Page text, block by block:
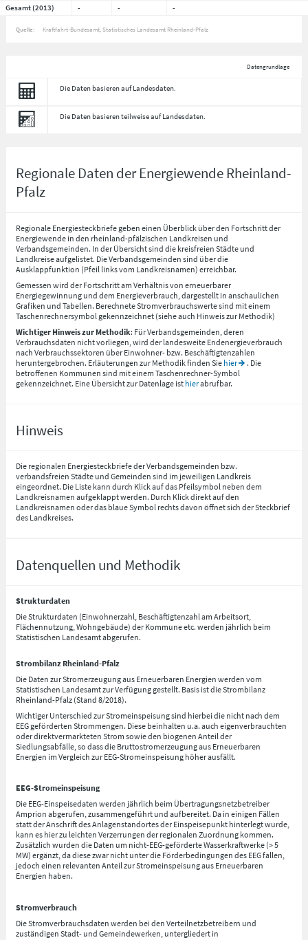
Gesamt (2013)
- - -
Quelle: Kraftfahrt-Bundesamt, Statistisches Landesamt Rheinland-Pfalz
Datengrundlage
Die Daten basieren auf Landesdaten.
Die Daten basieren teilweise auf Landesdaten.
Regionale Daten der Energiewende Rheinland-
Pfalz
Regionale Energiesteckbriefe geben einen Überblick über den Fortschritt der
Energiewende in den rheinland-pfälzischen Landkreisen und
Verbandsgemeinden. In der Übersicht sind die kreisfreien Städte und
Landkreise aufgelistet. Die Verbandsgemeinden sind über die
Ausklappfunktion (Pfeil links vom Landkreisnamen) erreichbar.
Gemessen wird der Fortschritt am Verhältnis von erneuerbarer
Energiegewinnung und dem Energieverbrauch, dargestellt in anschaulichen
Grafiken und Tabellen. Berechnete Stromverbrauchswerte sind mit einem
Taschenrechnersymbol gekennzeichnet (siehe auch Hinweis zur Methodik)
Wichtiger Hinweis zur Methodik: Für Verbandsgemeinden, deren
Verbrauchsdaten nicht vorliegen, wird der landesweite Endenergieverbrauch
nach Verbrauchssektoren über Einwohner- bzw. Beschäftigtenzahlen
heruntergebrochen. Erläuterungen zur Methodik finden Sie hier
. Die
betroffenen Kommunen sind mit einem Taschenrechner-Symbol
gekennzeichnet. Eine Übersicht zur Datenlage ist hierabrufbar.
Hinweis
Die regionalen Energiesteckbriefe der Verbandsgemeinden bzw.
verbandsfreien Städte und Gemeinden sind im jeweiligen Landkreis
eingeordnet. Die Liste kann durch Klick auf das Pfeilsymbol neben dem
Landkreisnamen aufgeklappt werden. Durch Klick direkt auf den
Landkreisnamen oder das blaue Symbol rechts davon öffnet sich der Steckbrief
des Landkreises.
Datenquellen und Methodik
Strukturdaten
Die Strukturdaten (Einwohnerzahl, Beschäftigtenzahl am Arbeitsort,
Flächennutzung, Wohngebäude) der Kommune etc. werden jährlich beim
Statistischen Landesamt abgerufen.
Strombilanz Rheinland-Pfalz
Die Daten zur Stromerzeugung aus Erneuerbaren Energien werden vom
Statistischen Landesamt zur Verfügung gestellt. Basis ist die Strombilanz
Rheinland-Pfalz (Stand 8/2018).
Wichtiger Unterschied zur Stromeinspeisung sind hierbei die nicht nach dem
EEG geförderten Strommengen. Diese beinhalten u.a. auch eigenverbrauchten
oder direktvermarkteten Strom sowie den biogenen Anteil der
Siedlungsabfälle, so dass die Bruttostromerzeugung aus Erneuerbaren
Energien im Vergleich zur EEG-Stromeinspeisung höher ausfällt.
EEG-Stromeinspeisung
Die EEG-Einspeisedaten werden jährlich beim Übertragungsnetzbetreiber
Amprion abgerufen, zusammengeführt und aufbereitet. Da in einigen Fällen
statt der Anschrift des Anlagenstandortes der Einspeisepunkt hinterlegt wurde,
kann es hier zu leichten Verzerrungen der regionalen Zuordnung kommen.
Zusätzlich wurden die Daten um nicht-EEG-geförderte Wasserkraftwerke (> 5
MW) ergänzt, da diese zwar nicht unter die Förderbedingungen des EEG fallen,
jedoch einen relevanten Anteil zur Stromeinspeisung aus Erneuerbaren
Energien haben.
Stromverbrauch
Die Stromverbrauchsdaten werden bei den Verteilnetzbetreibern und
zuständigen Stadt- und Gemeindewerken, untergliedert in